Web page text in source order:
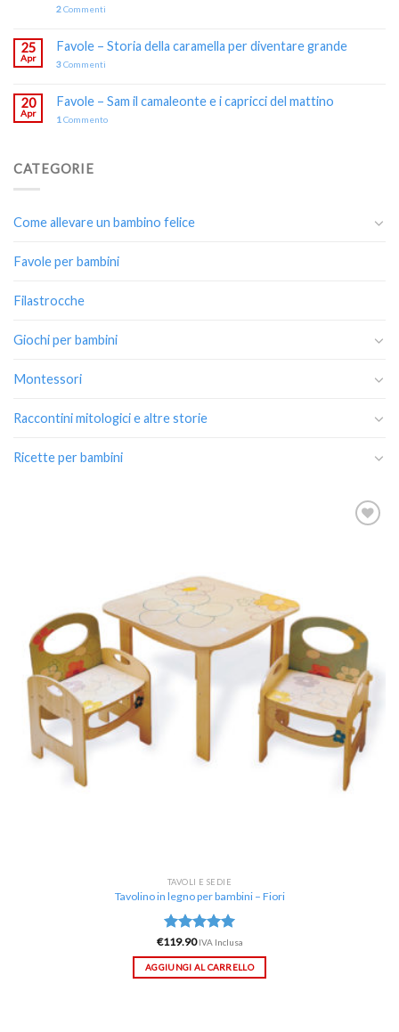
2Commenti
25
Apr
Favole – Storia della caramella per diventare grande
3Commenti
20
Apr
Favole – Sam il camaleonte e i capricci del mattino
1 Commento
CATEGORIE
Come allevare un bambino felice
Favole per bambini
Filastrocche
Giochi per bambini
Montessori
Raccontini mitologici e altre storie
Ricette per bambini
TAVOLI E SEDIE
Tavolino in legno per bambini – Fiori
Valutato
5.00su 5
€119.90 IVA Inclusa
AGGIUNGI AL CARRELLO